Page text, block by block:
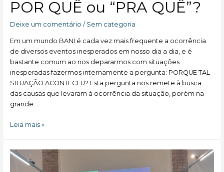
POR QUÊ ou “PRA QUÊ”?
Deixe um comentário / Sem categoria
Em um mundo BANI é cada vez mais frequente a ocorrência
de diversos eventos inesperados em nosso dia a dia, e é
bastante comum ao nos depararmos com situações
inesperadas fazermos internamente a pergunta: PORQUE TAL
SITUAÇÃO ACONTECEU? Esta pergunta nos remete à busca
das causas que levaram à ocorrência da situação, porém na
grande …
POR
“PRA
QUÊ”?
Leia mais »